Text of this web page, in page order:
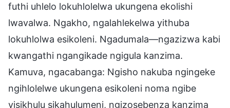
futhi uhlelo lokuhlolelwa ukungena ekolishi
lwavalwa. Ngakho, ngalahlekelwa yithuba
lokuhlolwa esikoleni. Ngadumala—ngazizwa kabi
kwangathi ngangikade ngigula kanzima.
Kamuva, ngacabanga: Ngisho nakuba ngingeke
ngihlolelwe ukungena esikoleni noma ngibe
yisikhulu sikahulumeni, ngizosebenza kanzima